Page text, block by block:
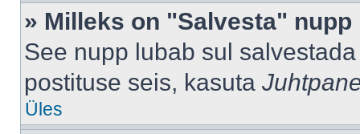
» Milleks on "Salvesta"
See nupp lubab sul
postituse seis, kasuta
Üles